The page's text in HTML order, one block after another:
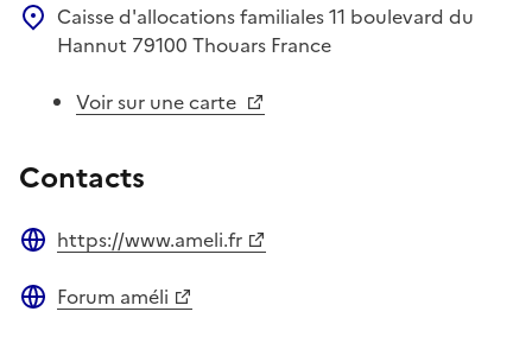
Caisse d'allocations familiales11 boulevard du
Hannut 79100 Thouars France
Voir sur une carte
Contacts
https://www.ameli.fr
Forum améli